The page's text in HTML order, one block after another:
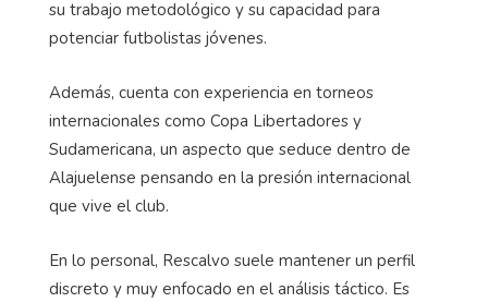
su trabajo metodológico y su capacidad para
potenciar futbolistas jóvenes.
Además, cuenta con experiencia en torneos
internacionales como Copa Libertadores y
Sudamericana, un aspecto que seduce dentro de
Alajuelense pensando en la presión internacional
que vive el club.
En lo personal, Rescalvo suele mantener un perfil
discreto y muy enfocado en el análisis táctico. Es